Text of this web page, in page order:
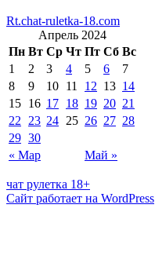
Rt.chat-ruletka-18.com
Апрель 2024
Пн Вт Ср Чт Пт Сб Вс
« Мар Май »
1 2 3 4 5 6
7
8
9 10 11 12 13 14
15 16 17 18 19 20 21
22
23 24 25 26 27 28
29 30
чат рулетка 18+
Сайт работает на WordPress